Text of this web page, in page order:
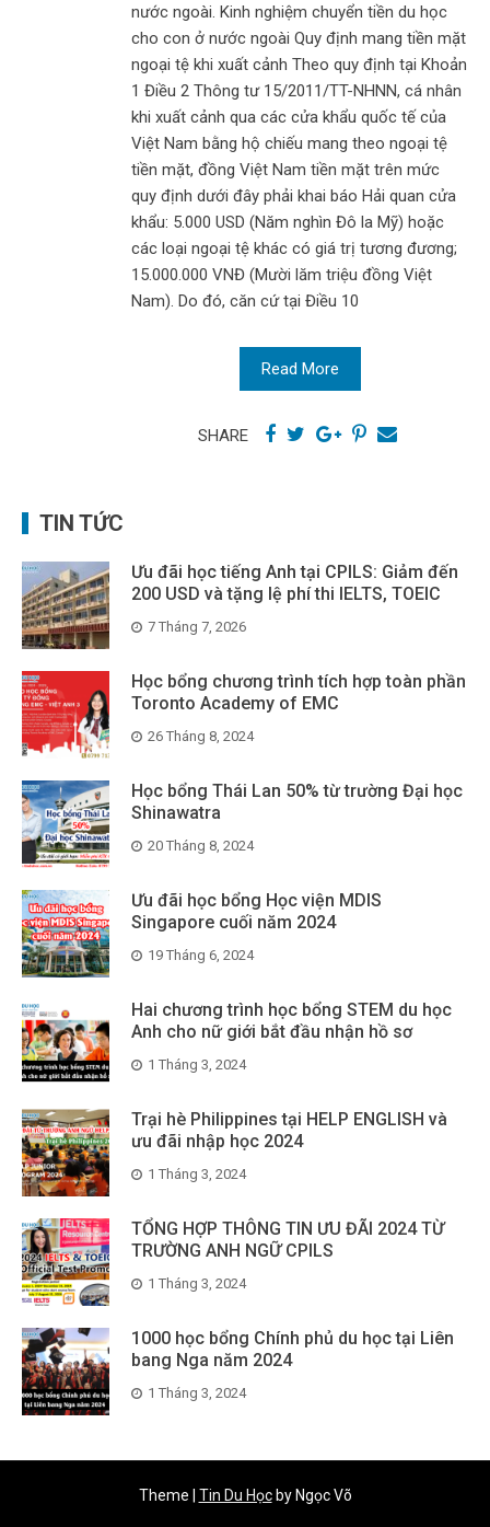
nước ngoài. Kinh nghiệm chuyển tiền du học
cho con ở nước ngoài Quy định mang tiền mặt
ngoại tệ khi xuất cảnh Theo quy định tại Khoản
1 Điều 2 Thông tư 15/2011/TT-NHNN, cá nhân
khi xuất cảnh qua các cửa khẩu quốc tế của
Việt Nam bằng hộ chiếu mang theo ngoại tệ
tiền mặt, đồng Việt Nam tiền mặt trên mức
quy định dưới đây phải khai báo Hải quan cửa
khẩu: 5.000 USD (Năm nghìn Đô la Mỹ) hoặc
các loại ngoại tệ khác có giá trị tương đương;
15.000.000 VNĐ (Mười lăm triệu đồng Việt
Nam). Do đó, căn cứ tại Điều 10
Read More
SHARE
TIN TỨC
Ưu đãi học tiếng Anh tại CPILS: Giảm đến
200 USD và tặng lệ phí thi IELTS, TOEIC
7 Tháng 7, 2026
Học bổng chương trình tích hợp toàn phần
Toronto Academy of EMC
26 Tháng 8, 2024
Học bổng Thái Lan 50% từ trường Đại học
Shinawatra
20 Tháng 8, 2024
Ưu đãi học bổng Học viện MDIS
Singapore cuối năm 2024
19 Tháng 6, 2024
Hai chương trình học bổng STEM du học
Anh cho nữ giới bắt đầu nhận hồ sơ
1 Tháng 3, 2024
Trại hè Philippines tại HELP ENGLISH và
ưu đãi nhập học 2024
1 Tháng 3, 2024
TỔNG HỢP THÔNG TIN ƯU ĐÃI 2024 TỪ
TRƯỜNG ANH NGỮ CPILS
1 Tháng 3, 2024
1000 học bổng Chính phủ du học tại Liên
bang Nga năm 2024
1 Tháng 3, 2024
Theme | Tin Du Họcby Ngọc Võ